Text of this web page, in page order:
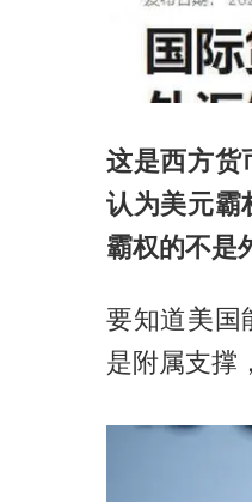
这是西方货
认为美元霸
霸权的不是
要知道美国
是附属支撑